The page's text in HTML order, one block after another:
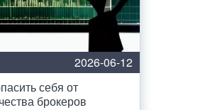
2026-06-12
себя от
брокеров